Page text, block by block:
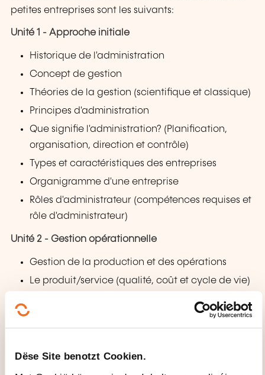
Dëse Site benotzt Cookien.
petites entreprises sont les suivants:
Unité 1 - Approche initiale
Historique de l'administration
Concept de gestion
Théories de la gestion (scientifique et classique)
Principes d'administration
Que signifie l'administration? (Planification,
organisation, direction et contrôle)
Types et caractéristiques des entreprises
Organigramme d'une entreprise
Rôles d'administrateur (compétences requises et
rôle d'administrateur)
Unité 2 - Gestion opérationnelle
Gestion de la production et des opérations
Le produit/service (qualité, coût et cycle de vie)
Modèle de production (systèmes et modèles)
Gestion par compétences